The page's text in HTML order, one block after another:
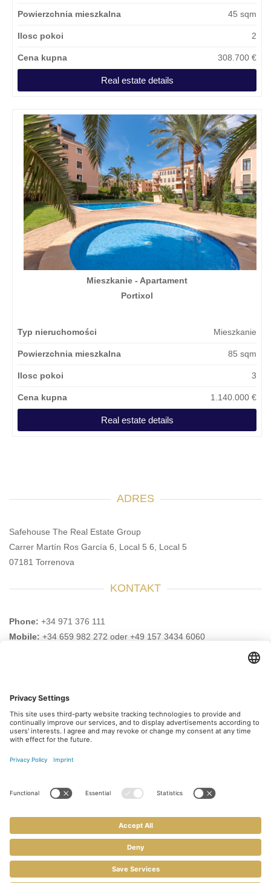
Powierzchnia mieszkalna 45 sqm
Ilosc pokoi 2
Cena kupna 308.700 €
Real estate details
Mieszkanie - Apartament
Portixol
Typ nieruchomości Mieszkanie
Powierzchnia mieszkalna 85 sqm
Ilosc pokoi 3
Cena kupna 1.140.000 €
Real estate details
ADRES
Safehouse The Real Estate Group
Carrer Martín Ros García 6, Local 5 6, Local 5
07181 Torrenova
KONTAKT
Phone: +34 971 376 111
Mobile: +34 659 982 272 oder +49 157 3434 6060
VISIT US HERE AS WELL
dane teleadresowe
Subscribe to our newsletter
Register for free and be informed about new updates.